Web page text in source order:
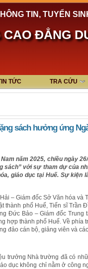
TIN, TUYỂN
ĐẲNG
TỨC TRA CỨU
sách hưởng ứng
năm 2025, chiều ngày
sách” với sự tham dự của
giáo dục tại Huế. Sự kiện
– Giám đốc Sở Văn hóa và
thành phố Huế, Tiến sĩ Trần
Đức Bảo – Giám đốc Trung
hợp thành phố Huế. Về
đảo cán bộ, giảng viên và
trưởng Nhà trường đã có
dục không chỉ nằm ở công